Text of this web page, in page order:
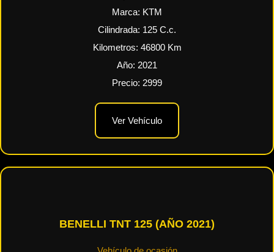
Marca: KTM
Cilindrada: 125 C.c.
Kilometros: 46800Km
Año: 2021
Precio: 2999
Ver Vehículo
BENELLI TNT 125 (AÑO 2021)